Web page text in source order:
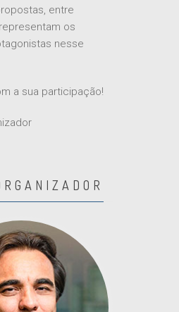
entre
os
nesse
a sua participação!